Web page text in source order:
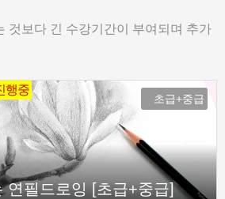
것보다 긴 수강기간이 부여되며 추가
행중
초급+중급
연필드로잉 [초급+중급]